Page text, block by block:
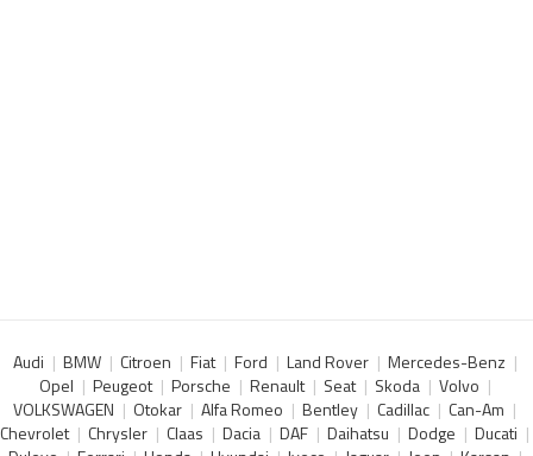
Audi BMW Citroen Fiat Ford Land Rover
Mercedes-Benz
Opel
Peugeot Porsche Renault Seat Skoda
Volvo
VOLKSWAGEN
Otokar Alfa Romeo Bentley Cadillac
Can-Am
Chevrolet
Chrysler Claas Dacia DAF Daihatsu Dodge
Ducati